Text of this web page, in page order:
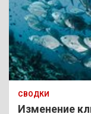
СВОДКИ
Изменение